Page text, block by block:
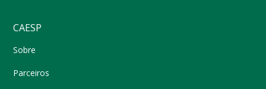
CAESP
Sobre
Parceiros